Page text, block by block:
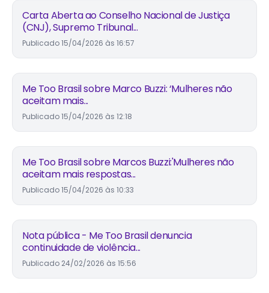
Carta Aberta ao Conselho Nacional de Justiça
(CNJ), Supremo Tribunal...
Publicado15/04/2026 às 16:57
Me Too Brasil sobre Marco Buzzi: ‘Mulheres não
aceitam mais...
Publicado15/04/2026 às 12:18
Me Too Brasil sobre Marcos Buzzi:'Mulheres não
aceitam mais respostas...
Publicado15/04/2026 às 10:33
Nota pública - Me Too Brasil denuncia
continuidade de violência...
Publicado 24/02/2026 às 15:56